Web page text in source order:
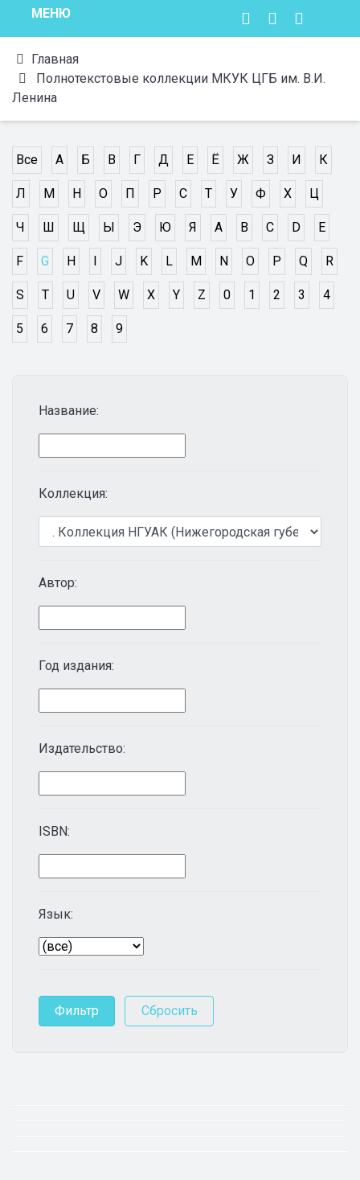
МЕНЮ
Главная
Полнотекстовые коллекции МКУК ЦГБ им. В.И.
Ленина
Название:
Коллекция:
Автор:
Год издания:
Издательство:
ISBN:
Язык:
Все А Б В Г Д Е Ё Ж З И К
Л М Н О П Р С Т У Ф Х Ц
Ч Ш Щ Ы Э Ю Я A B C D E
F G H I J K L M N O P Q R
S T U V W X Y Z 0 1 2 3 4
5 6 7 8 9